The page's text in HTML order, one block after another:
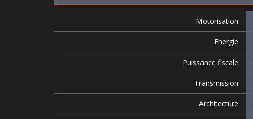
Motorisation
Energie
Puissance fiscale
Transmission
Architecture